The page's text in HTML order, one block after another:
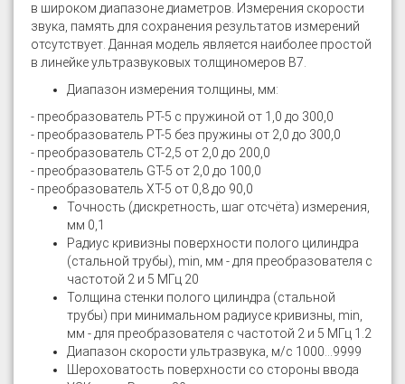
в широком диапазоне диаметров. Измерения скорости
звука, память для сохранения результатов измерений
отсутствует. Данная модель является наиболее простой
в линейке ультразвуковых толщиномеров В7.
Диапазон измерения толщины, мм:
- преобразователь РТ-5 с пружиной от 1,0 до 300,0
- преобразователь РТ-5 без пружины от 2,0 до 300,0
- преобразователь СТ-2,5 от 2,0 до 200,0
- преобразователь GT-5 от 2,0 до 100,0
- преобразователь XT-5 от 0,8 до 90,0
Точность (дискретность, шаг отсчёта) измерения,
мм 0,1
Радиус кривизны поверхности полого цилиндра
(стальной трубы), min, мм - для преобразователя с
частотой 2 и 5 МГц 20
Толщина стенки полого цилиндра (стальной
трубы) при минимальном радиусе кривизны, min,
мм - для преобразователя с частотой 2 и 5 МГц 1.2
Диапазон скорости ультразвука, м/с 1000…9999
Шероховатость поверхности со стороны ввода